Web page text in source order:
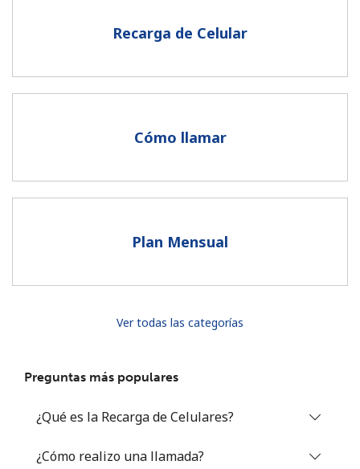
Un caracter especial
Al abrir una cuenta en este sitio web, estoy de acuerdo con
Recarga de Celular
Cómo llamar
Plan Mensual
Ver todas las categorías
Preguntas más populares
¿Qué es la Recarga de Celulares?
¿Cómo realizo una llamada?